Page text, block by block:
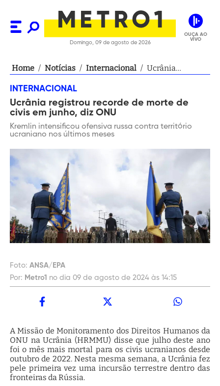
Domingo, 09 de agosto de 2026
OUÇA AO
VIVO
Home / Notícias / Internacional / Ucrânia
morte de civis
ONU
INTERNACIONAL
Ucrânia registrou recorde de morte de
civis em junho, diz ONU
Kremlin intensificou ofensiva russa contra território
ucraniano nos últimos meses
Foto: ANSA/EPA
Por: Metro1 no dia 09 de agosto de 2024 às 14:15
A Missão de Monitoramento dos Direitos Humanos da
ONU na Ucrânia (HRMMU) disse que julho deste ano
foi o mês mais mortal para os civis ucranianos desde
outubro de 2022. Nesta mesma semana, a Ucrânia fez
pele primeira vez uma incursão terrestre dentro das
fronteiras da Rússia.